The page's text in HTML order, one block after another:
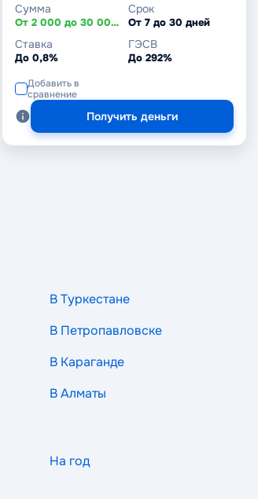
Сумма
От 2 000 до 30 000 ₽
Срок
От 7 до 30 дней
Ставка
До 0,8%
ГЭСВ
До 292%
Добавить в
сравнение
Получить деньги
В Туркестане
В Петропавловске
В Караганде
В Алматы
На год